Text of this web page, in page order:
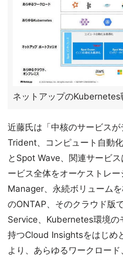
ネットアップのKubernetes
近藤氏は「中核のサービス
Trident、コンピュート自動
とSpot Wave、関連サービ
ービス全体をオーケストレ
Manager、永続ボリューム
のONTAP、そのクラウド版
Service、Kubernetes環境の
持つCloud Insightsをはじめ
より、あらゆるワークロー